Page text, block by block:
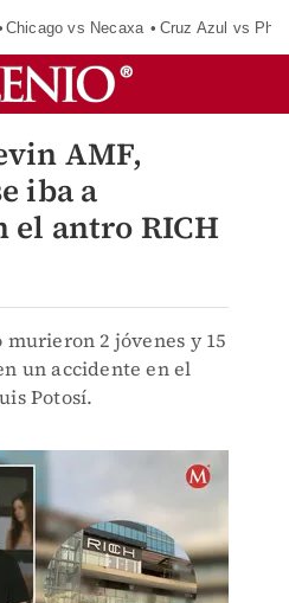
Chicago vs Necaxa Cruz Azul vs
AMF,
iba a
el antro RICH
murieron 2 jóvenes y 15
un accidente en el
Potosí.